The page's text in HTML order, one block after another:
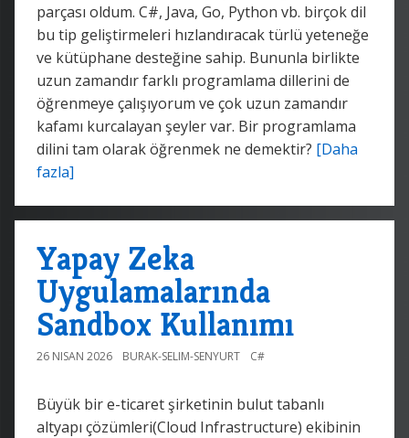
parçası oldum. C#, Java, Go, Python vb. birçok dil
bu tip geliştirmeleri hızlandıracak türlü yeteneğe
ve kütüphane desteğine sahip. Bununla birlikte
uzun zamandır farklı programlama dillerini de
öğrenmeye çalışıyorum ve çok uzun zamandır
kafamı kurcalayan şeyler var. Bir programlama
dilini tam olarak öğrenmek ne demektir? [Daha
fazla]
Yapay Zeka
Uygulamalarında
Sandbox Kullanımı
26 NISAN 2026 BURAK-SELIM-SENYURT C#
Büyük bir e-ticaret şirketinin bulut tabanlı
altyapı çözümleri(Cloud Infrastructure) ekibinin